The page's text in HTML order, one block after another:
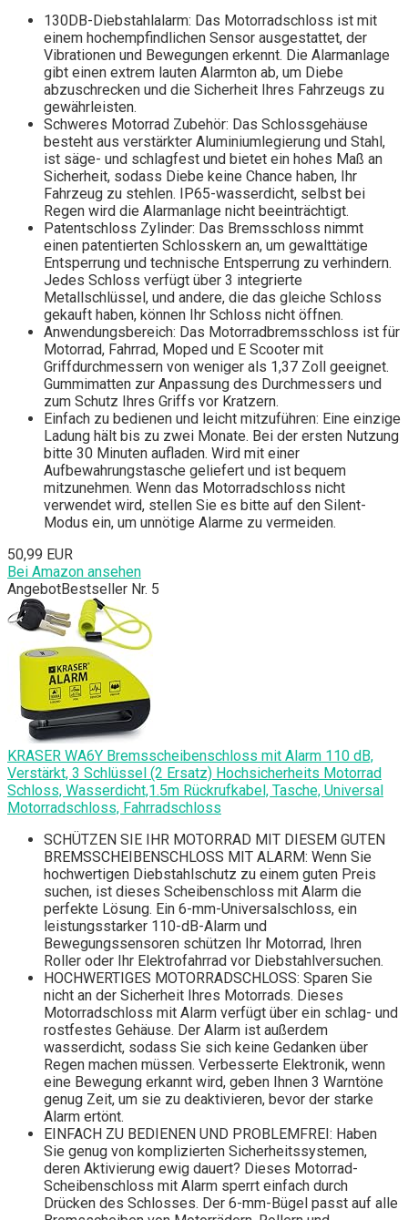
130DB-Diebstahlalarm: Das Motorradschloss ist mit
einem hochempfindlichen Sensor ausgestattet, der
Vibrationen und Bewegungen erkennt. Die Alarmanlage
gibt einen extrem lauten Alarmton ab, um Diebe
abzuschrecken und die Sicherheit Ihres Fahrzeugs zu
gewährleisten.
Schweres Motorrad Zubehör: Das Schlossgehäuse
besteht aus verstärkter Aluminiumlegierung und Stahl,
ist säge- und schlagfest und bietet ein hohes Maß an
Sicherheit, sodass Diebe keine Chance haben, Ihr
Fahrzeug zu stehlen. IP65-wasserdicht, selbst bei
Regen wird die Alarmanlage nicht beeinträchtigt.
Patentschloss Zylinder: Das Bremsschloss nimmt
einen patentierten Schlosskern an, um gewalttätige
Entsperrung und technische Entsperrung zu verhindern.
Jedes Schloss verfügt über 3 integrierte
Metallschlüssel, und andere, die das gleiche Schloss
gekauft haben, können Ihr Schloss nicht öffnen.
Anwendungsbereich: Das Motorradbremsschloss ist für
Motorrad, Fahrrad, Moped und E Scooter mit
Griffdurchmessern von weniger als 1,37 Zoll geeignet.
Gummimatten zur Anpassung des Durchmessers und
zum Schutz Ihres Griffs vor Kratzern.
Einfach zu bedienen und leicht mitzuführen: Eine einzige
Ladung hält bis zu zwei Monate. Bei der ersten Nutzung
bitte 30 Minuten aufladen. Wird mit einer
Aufbewahrungstasche geliefert und ist bequem
mitzunehmen. Wenn das Motorradschloss nicht
verwendet wird, stellen Sie es bitte auf den Silent-
Modus ein, um unnötige Alarme zu vermeiden.
50,99 EUR
Bei Amazon ansehen
AngebotBestseller Nr. 5
KRASER WA6Y Bremsscheibenschloss mit Alarm 110 dB,
Verstärkt, 3 Schlüssel (2 Ersatz) Hochsicherheits Motorrad
Schloss, Wasserdicht,1.5m Rückrufkabel, Tasche, Universal
Motorradschloss, Fahrradschloss
SCHÜTZEN SIE IHR MOTORRAD MIT DIESEM GUTEN
BREMSSCHEIBENSCHLOSS MIT ALARM: Wenn Sie
hochwertigen Diebstahlschutz zu einem guten Preis
suchen, ist dieses Scheibenschloss mit Alarm die
perfekte Lösung. Ein 6-mm-Universalschloss, ein
leistungsstarker 110-dB-Alarm und
Bewegungssensoren schützen Ihr Motorrad, Ihren
Roller oder Ihr Elektrofahrrad vor Diebstahlversuchen.
HOCHWERTIGES MOTORRADSCHLOSS: Sparen Sie
nicht an der Sicherheit Ihres Motorrads. Dieses
Motorradschloss mit Alarm verfügt über ein schlag- und
rostfestes Gehäuse. Der Alarm ist außerdem
wasserdicht, sodass Sie sich keine Gedanken über
Regen machen müssen. Verbesserte Elektronik, wenn
eine Bewegung erkannt wird, geben Ihnen 3 Warntöne
genug Zeit, um sie zu deaktivieren, bevor der starke
Alarm ertönt.
EINFACH ZU BEDIENEN UND PROBLEMFREI: Haben
Sie genug von komplizierten Sicherheitssystemen,
deren Aktivierung ewig dauert? Dieses Motorrad-
Scheibenschloss mit Alarm sperrt einfach durch
Drücken des Schlosses. Der 6-mm-Bügel passt auf alle